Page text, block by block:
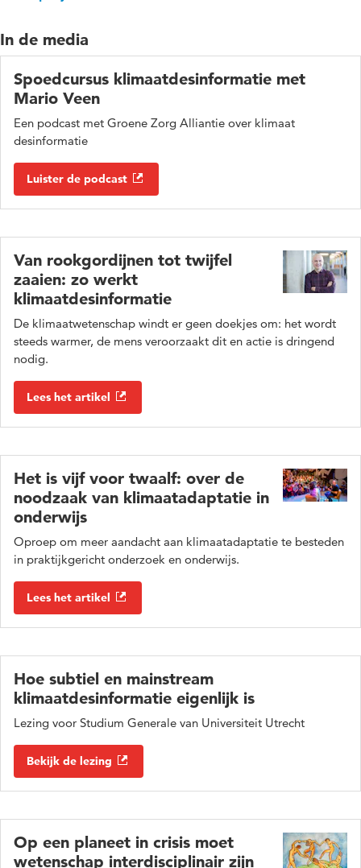
In de media
Spoedcursus klimaatdesinformatie met
Mario Veen
Een podcast met Groene Zorg Alliantie over klimaat
desinformatie
Luister de podcast
Van rookgordijnen tot twijfel
zaaien: zo werkt
klimaatdesinformatie
De klimaatwetenschap windt er geen doekjes om: het wordt
steeds warmer, de mens veroorzaakt dit en actie is dringend
nodig.
Lees het artikel
Het is vijf voor twaalf: over de
noodzaak van klimaatadaptatie in
onderwijs
Oproep om meer aandacht aan klimaatadaptatie te besteden
in praktijkgericht onderzoek en onderwijs.
Lees het artikel
Hoe subtiel en mainstream
klimaatdesinformatie eigenlijk is
Lezing voor Studium Generale van Universiteit Utrecht
Bekijk de lezing
Op een planeet in crisis moet
wetenschap interdisciplinair zijn